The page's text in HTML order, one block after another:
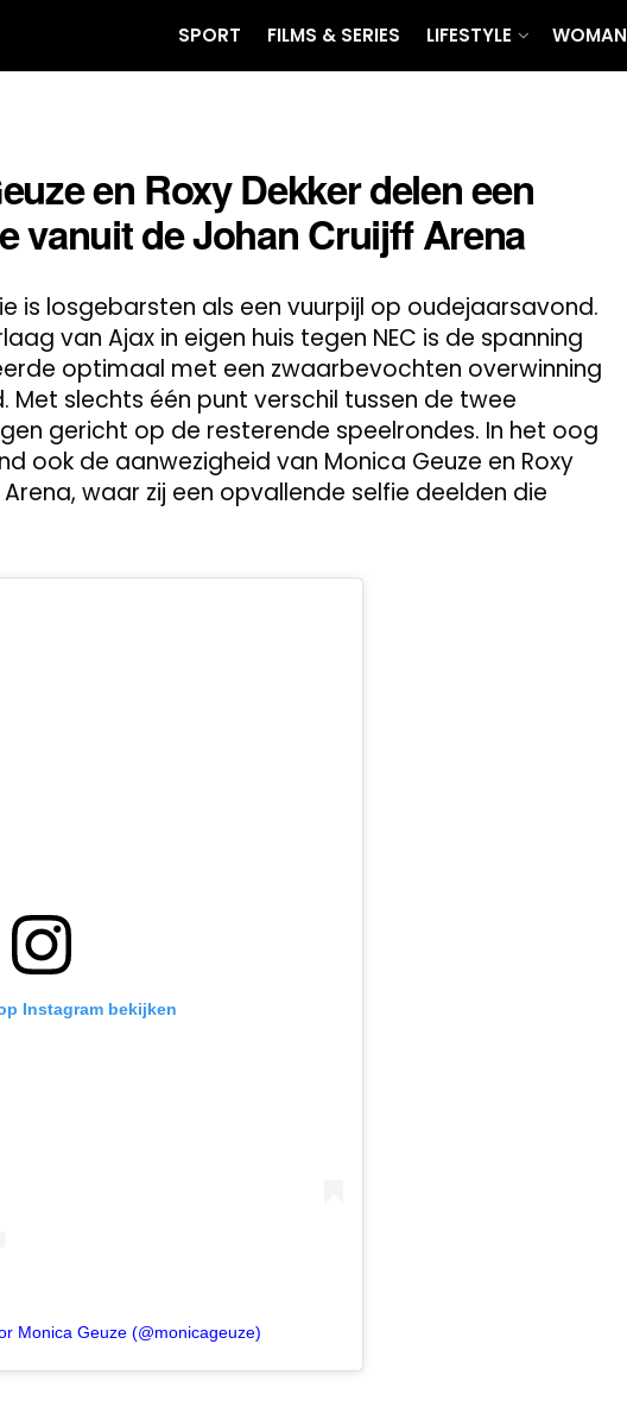
SPORT FILMS & SERIES LIFESTYLE WOMAN
en Roxy Dekker delen een
vanuit de Johan Cruijff Arena
is losgebarsten als een vuurpijl op oudejaarsavond.
van Ajax in eigen huis tegen NEC is de spanning
optimaal met een zwaarbevochten overwinning
Met slechts één punt verschil tussen de twee
gericht op de resterende speelrondes. In het oog
ook de aanwezigheid van Monica Geuze en Roxy
waar zij een opvallende selfie deelden die
Instagram bekijken
Monica Geuze (@monicageuze)